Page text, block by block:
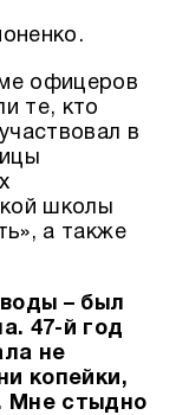
офицеров
те, кто
в
школы
а также
– был
47-й год
не
копейки,
Мне стыдно